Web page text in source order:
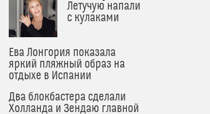
Летучую напали
с кулаками
Ева Лонгория показала
яркий пляжный образ на
отдыхе в Испании
Два блокбастера сделали
Холланда и Зендаю главной